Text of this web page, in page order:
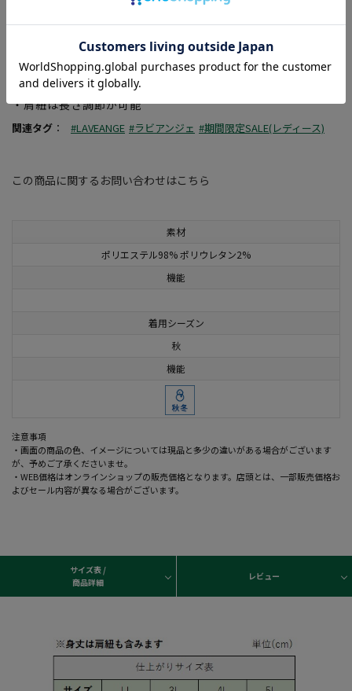
素材
ポリエステル98% ポリウレタン2%
機能
着用シーズン
秋
機能
注意事項
・画面の商品の色、イメージについては現品と多少の違いがある場合がございます
が、予めご了承くださいませ。
・WEB価格はオンラインショップの販売価格となります。店頭とは、一部販売価格お
よびセール内容が異なる場合がございます。
・シーズン問わず使えるデニム生地
＜ 仕様の特徴 ＞
・高めのウエスト切替でスタイルアップ効果も期待
・裾にむかって広がるフレアシルエットと裾の切りっぱなしデ
ザインもポイント
・肩紐は長さ調節が可能
関連タグ ： #LAVEANGE #ラビアンジェ #期間限定SALE(レディース)
この商品に関するお問い合わせはこちら
サイズ表 /
商品詳細
レビュー